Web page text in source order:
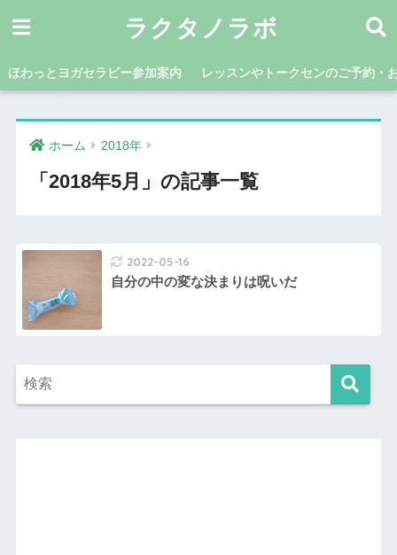
ラクタノラボ
ほわっとヨガセラピー参加案内 レッスンやトークセンのご予約・
ホーム 2018年
「2018年5月」の記事一覧
2022-05-16
自分の中の変な決まりは呪いだ